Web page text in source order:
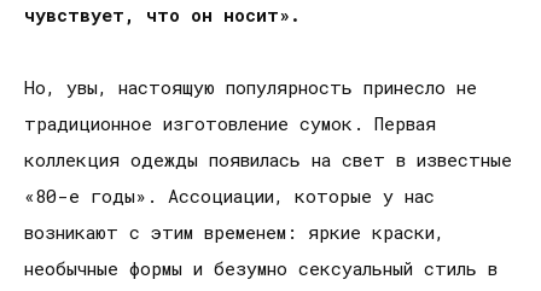
чувствует, что он носит».
Но, увы, настоящую популярность принесло не
традиционное изготовление сумок. Первая
коллекция одежды появилась на свет в известные
«80-е годы». Ассоциации, которые у нас
возникают с этим временем: яркие краски,
необычные формы и безумно сексуальный стиль в